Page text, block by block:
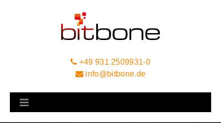
+49 931 2509931-0
info@bitbone.de